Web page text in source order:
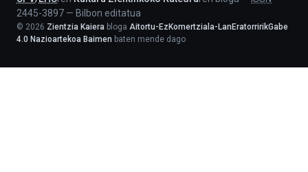
2445-3897 — Bilbon editatua
© 2026 Zientzia Kaiera bloga Aitortu-EzKomertziala-LanEratorririkGabe
4.0 Nazioartekoa Baimen baten mende dago